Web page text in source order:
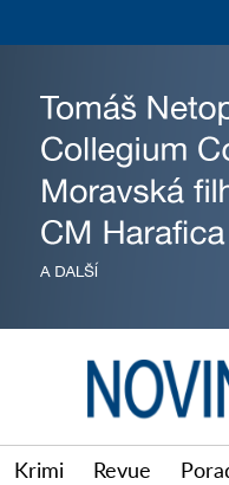
Krimi Revue